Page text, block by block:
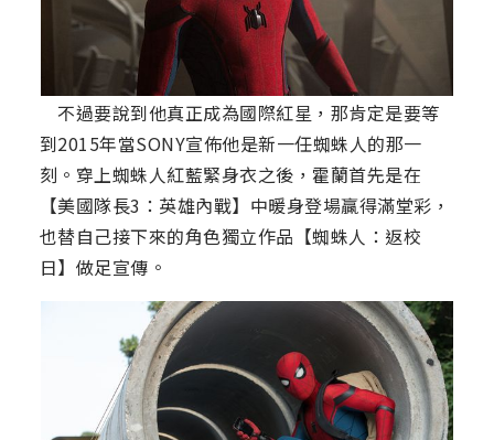
不過要說到他真正成為國際紅星，那肯定是要等
到2015年當SONY宣佈他是新一任蜘蛛人的那一
刻。穿上蜘蛛人紅藍緊身衣之後，霍蘭首先是在
【美國隊長3：英雄內戰】中暖身登場贏得滿堂彩，
也替自己接下來的角色獨立作品【蜘蛛人：返校
日】做足宣傳。